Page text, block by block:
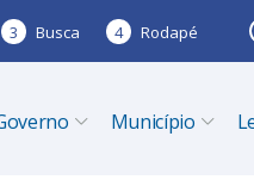
3 Busca 4 Rodapé
Município